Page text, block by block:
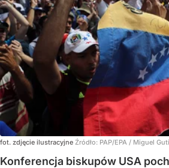
fot. zdjęcie ilustracyjne Źródło: PAP/EPA / Miguel
Konferencja biskupów USA